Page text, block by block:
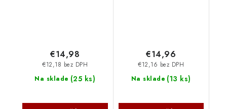
Na sklade (25 ks)
€12,18 bez DPH
€14,98
Na sklade (13 ks)
€12,16 bez DPH
€14,96